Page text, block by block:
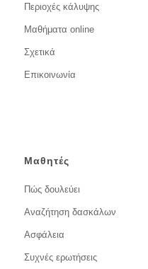
Περιοχές κάλυψης
Μαθήματα online
Σχετικά
Επικοινωνία
Μαθητές
Πώς δουλεύει
Αναζήτηση δασκάλων
Ασφάλεια
Συχνές ερωτήσεις